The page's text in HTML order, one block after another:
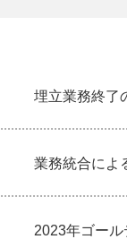
埋立業務終了
業務統合によ
2023年ゴー